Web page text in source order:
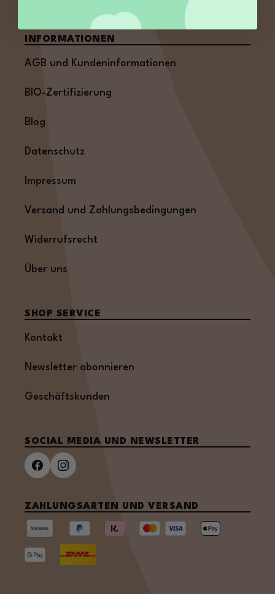
INFORMATIONEN
AGB und Kundeninformationen
BIO-Zertifizierung
Blog
Datenschutz
Impressum
Versand und Zahlungsbedingungen
Widerrufsrecht
Über uns
SHOP SERVICE
Kontakt
Newsletter abonnieren
Geschäftskunden
SOCIAL MEDIA UND NEWSLETTER
ZAHLUNGSARTEN UND VERSAND